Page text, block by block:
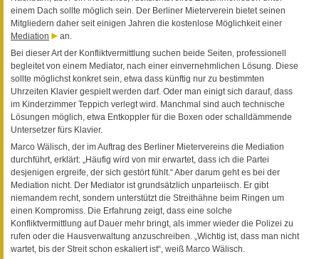
einem Dach sollte möglich sein. Der Berliner Mieterverein bietet seinen
Mitgliedern daher seit einigen Jahren die kostenlose Möglichkeit einer
Mediation
an.
Bei dieser Art der Konfliktvermittlung suchen beide Seiten, professionell
begleitet von einem Mediator, nach einer einvernehmlichen Lösung. Diese
sollte möglichst konkret sein, etwa dass künftig nur zu bestimmten
Uhrzeiten Klavier gespielt werden darf. Oder man einigt sich darauf, dass
im Kinderzimmer Teppich verlegt wird. Manchmal sind auch technische
Lösungen möglich, etwa Entkoppler für die Boxen oder schalldämmende
Untersetzer fürs Klavier.
Marco Wälisch, der im Auftrag des Berliner Mietervereins die Mediation
durchführt, erklärt: „Häufig wird von mir erwartet, dass ich die Partei
desjenigen ergreife, der sich gestört fühlt.“ Aber darum geht es bei der
Mediation nicht. Der Mediator ist grundsätzlich unparteiisch. Er gibt
niemandem recht, sondern unterstützt die Streithähne beim Ringen um
einen Kompromiss. Die Erfahrung zeigt, dass eine solche
Konfliktvermittlung auf Dauer mehr bringt, als immer wieder die Polizei zu
rufen oder die Hausverwaltung anzuschreiben. „Wichtig ist, dass man nicht
wartet, bis der Streit schon eskaliert ist“, weiß Marco Wälisch.